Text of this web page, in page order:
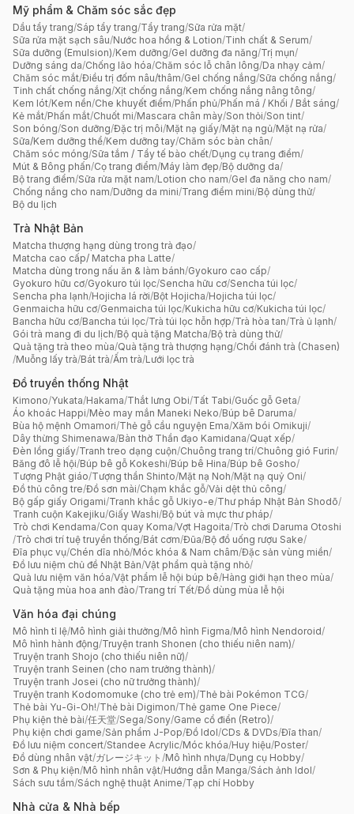
Mỹ phẩm & Chăm sóc sắc đẹp
Dầu tẩy trang/Sáp tẩy trang/Tẩy trang/Sữa rửa mặt/
Sữa rửa mặt sạch sâu/Nước hoa hồng & Lotion/Tinh chất & Serum/
Sữa dưỡng (Emulsion)/Kem dưỡng/Gel dưỡng đa năng/Trị mụn/
Dưỡng sáng da/Chống lão hóa/Chăm sóc lỗ chân lông/Da nhạy cảm/
Chăm sóc mắt/Điều trị đốm nâu/thâm/Gel chống nắng/Sữa chống nắng/
Tinh chất chống nắng/Xịt chống nắng/Kem chống nắng nâng tông/
Kem lót/Kem nền/Che khuyết điểm/Phấn phủ/Phấn má / Khối / Bắt sáng/
Kẻ mắt/Phấn mắt/Chuốt mi/Mascara chân mày/Son thỏi/Son tint/
Son bóng/Son dưỡng/Đặc trị môi/Mặt nạ giấy/Mặt nạ ngủ/Mặt nạ rửa/
Sữa/Kem dưỡng thể/Kem dưỡng tay/Chăm sóc bàn chân/
Chăm sóc móng/Sữa tắm / Tẩy tế bào chết/Dụng cụ trang điểm/
Mút & Bông phấn/Cọ trang điểm/Máy làm đẹp/Bộ dưỡng da/
Bộ trang điểm/Sữa rửa mặt nam/Lotion cho nam/Gel đa năng cho nam/
Chống nắng cho nam/Dưỡng da mini/Trang điểm mini/Bộ dùng thử/
Bộ du lịch
Trà Nhật Bản
Matcha thượng hạng dùng trong trà đạo/
Matcha cao cấp/ Matcha pha Latte/
Matcha dùng trong nấu ăn & làm bánh/Gyokuro cao cấp/
Gyokuro hữu cơ/Gyokuro túi lọc/Sencha hữu cơ/Sencha túi lọc/
Sencha pha lạnh/Hojicha lá rời/Bột Hojicha/Hojicha túi lọc/
Genmaicha hữu cơ/Genmaicha túi lọc/Kukicha hữu cơ/Kukicha túi lọc/
Bancha hữu cơ/Bancha túi lọc/Trà túi lọc hỗn hợp/Trà hòa tan/Trà ủ lạnh/
Gói trà mang đi du lịch/Bộ quà tặng Matcha/Bộ trà dùng thử/
Quà tặng trà theo mùa/Quà tặng trà thượng hạng/Chổi đánh trà (Chasen)
/Muỗng lấy trà/Bát trà/Ấm trà/Lưới lọc trà
Đồ truyền thống Nhật
Kimono/Yukata/Hakama/Thắt lưng Obi/Tất Tabi/Guốc gỗ Geta/
Áo khoác Happi/Mèo may mắn Maneki Neko/Búp bê Daruma/
Bùa hộ mệnh Omamori/Thẻ gỗ cầu nguyện Ema/Xăm bói Omikuji/
Dây thừng Shimenawa/Bàn thờ Thần đạo Kamidana/Quạt xếp/
Đèn lồng giấy/Tranh treo dạng cuộn/Chuông trang trí/Chuông gió Furin/
Băng đô lễ hội/Búp bê gỗ Kokeshi/Búp bê Hina/Búp bê Gosho/
Tượng Phật giáo/Tượng thần Shinto/Mặt nạ Noh/Mặt nạ quỷ Oni/
Đồ thủ công tre/Đồ sơn mài/Chạm khắc gỗ/Vải dệt thủ công/
Bộ gấp giấy Origami/Tranh khắc gỗ Ukiyo-e/Thư pháp Nhật Bản Shodō/
Tranh cuộn Kakejiku/Giấy Washi/Bộ bút và mực thư pháp/
Trò chơi Kendama/Con quay Koma/Vợt Hagoita/Trò chơi Daruma Otoshi
/Trò chơi trí tuệ truyền thống/Bát cơm/Đũa/Bộ đồ uống rượu Sake/
Đĩa phục vụ/Chén dĩa nhỏ/Móc khóa & Nam châm/Đặc sản vùng miền/
Đồ lưu niệm chủ đề Nhật Bản/Vật phẩm quà tặng nhỏ/
Quà lưu niệm văn hóa/Vật phẩm lễ hội búp bê/Hàng giới hạn theo mùa/
Quà tặng mùa hoa anh đào/Trang trí Tết/Đồ dùng mùa lễ hội
Văn hóa đại chúng
Mô hình tỉ lệ/Mô hình giải thưởng/Mô hình Figma/Mô hình Nendoroid/
Mô hình hành động/Truyện tranh Shonen (cho thiếu niên nam)/
Truyện tranh Shojo (cho thiếu niên nữ)/
Truyện tranh Seinen (cho nam trưởng thành)/
Truyện tranh Josei (cho nữ trưởng thành)/
Truyện tranh Kodomomuke (cho trẻ em)/Thẻ bài Pokémon TCG/
Thẻ bài Yu-Gi-Oh!/Thẻ bài Digimon/Thẻ game One Piece/
Phụ kiện thẻ bài/任天堂/Sega/Sony/Game cổ điển (Retro)/
Phụ kiện chơi game/Sản phẩm J-Pop/Đồ Idol/CDs & DVDs/Đĩa than/
Đồ lưu niệm concert/Standee Acrylic/Móc khóa/Huy hiệu/Poster/
Đồ dùng nhân vật/ガレージキット /Mô hình nhựa/Dụng cụ Hobby/
Sơn & Phụ kiện/Mô hình nhân vật/Hướng dẫn Manga/Sách ảnh Idol/
Sách sưu tầm/Sách nghệ thuật Anime/Tạp chí Hobby
Nhà cửa & Nhà bếp